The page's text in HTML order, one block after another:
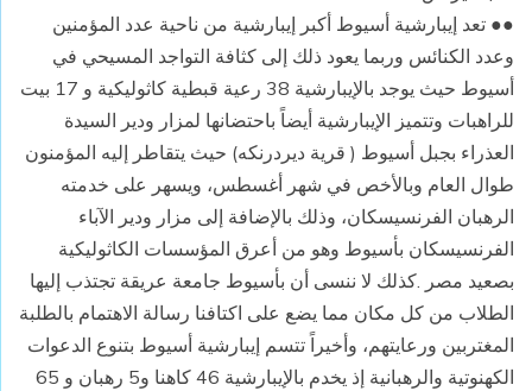
●● تعد إيبارشية أسيوط أكبر إيبارشية من ناحية عدد المؤمنين
وعدد الكنائس وربما يعود ذلك إلى كثافة التواجد المسيحي في
أسيوط حيث يوجد بالإيبارشية 38 رعية قبطية كاثوليكية و 17 بيت
للراهبات وتتميز الإيبارشية أيضاً باحتضانها لمزار ودير السيدة
العذراء بجبل أسيوط ( قرية ديردرنكه) حيث يتقاطر إليه المؤمنون
طوال العام وبالأخص في شهر أغسطس، ويسهر على خدمته
الرهبان الفرنسيسكان، وذلك بالإضافة إلى مزار ودير الآباء
الفرنسيسكان بأسيوط وهو من أعرق المؤسسات الكاثوليكية
بصعيد مصر .كذلك لا ننسى أن بأسيوط جامعة عريقة تجتذب إليها
الطلاب من كل مكان مما يضع على اكتافنا رسالة الاهتمام بالطلبة
المغتربين ورعايتهم، وأخيراً تتسم إيبارشية أسيوط بتنوع الدعوات
الكهنوتية والرهبانية إذ يخدم بالإيبارشية 46 كاهنا و5 رهبان و 65